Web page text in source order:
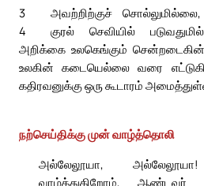
3
அவற்றிற்குச்
குரல் செவியில்
4
அறிக்கை உலகெங்கும்
உலகின் கடையெல்லை வரை
கதிரவனுக்கு ஒரு கூடாரம்
நற்செய்திக்கு முன் வாழ்த்தொலி
அல்லேலூயா,
வாழ்த்துகிறோம், ஆண்டவர்